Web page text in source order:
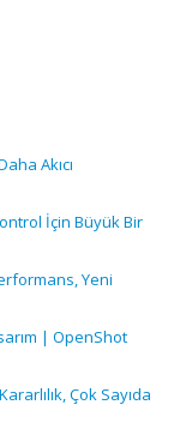
Akıcı
İçin Büyük Bir
Yeni
| OpenShot
Çok Sayıda